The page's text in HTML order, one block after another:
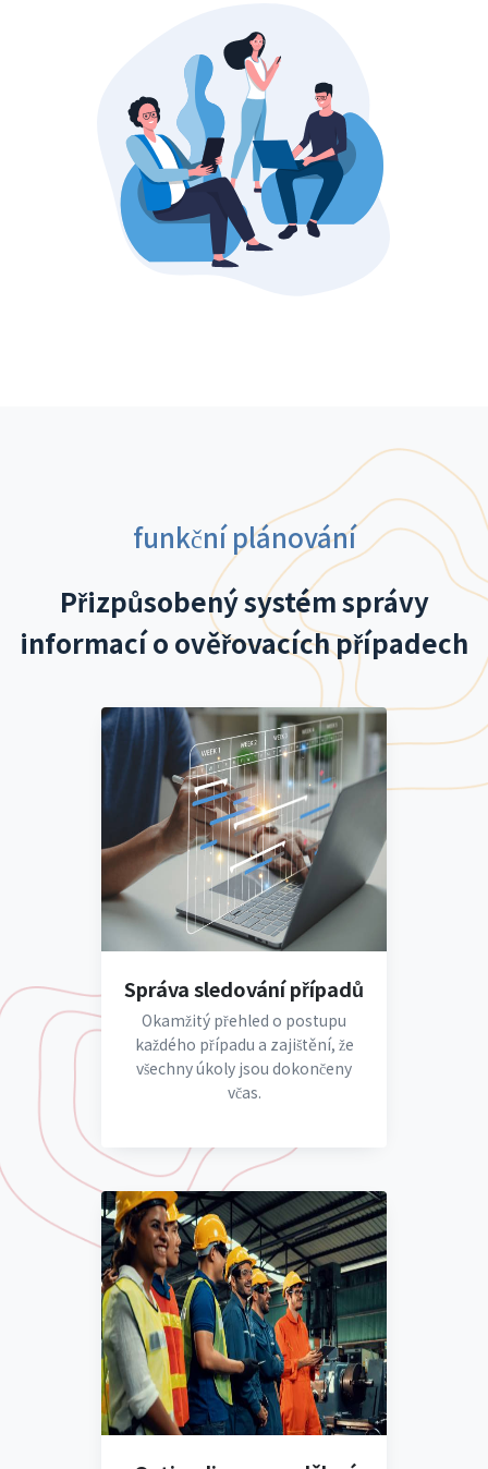
funkční plánování
Přizpůsobený systém správy
informací o ověřovacích případech
Správa sledování případů
Okamžitý přehled o postupu
každého případu a zajištění, že
všechny úkoly jsou dokončeny
včas.